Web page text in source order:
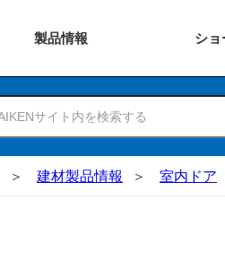
製品情報 ショ
建材製品情報 室内ドア